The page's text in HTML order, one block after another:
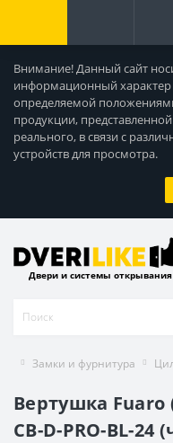
Внимание! Данный сайт
информационный характер
определяемой
продукции,
реального, в связи с
устройств для просмотра.
Двери и системы открывания
Замки и фурнитура
Вертушка
CB-D-PRO-BL-24